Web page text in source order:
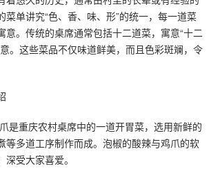
菜单讲究“色、香、味、形”的统一，每一道菜
意。传统的桌席通常包括十二道菜，寓意“十二
。这些菜品不仅味道鲜美，而且色彩斑斓，令
是重庆农村桌席中的一道开胃菜，选用新鲜的
等多道工序制作而成。泡椒的酸辣与鸡爪的软
受大家喜爱。